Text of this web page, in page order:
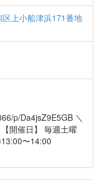
上小船津浜171番地
p/Da4jsZ9E5GB ＼
開催日】 毎週土曜
〜14:00